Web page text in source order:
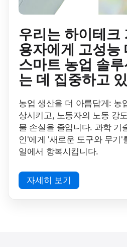
우리는 하이테크
용자에게 고성능
스마트 농업 솔
는 데 집중하고
농업 생산을 더 아름답게: 농
상시키고, 노동자의 노동 강
물 손실을 줄입니다. 과학 기
인'에게 '새로운 도구와 무기'
일에서 항복시킵니다.
자세히 보기